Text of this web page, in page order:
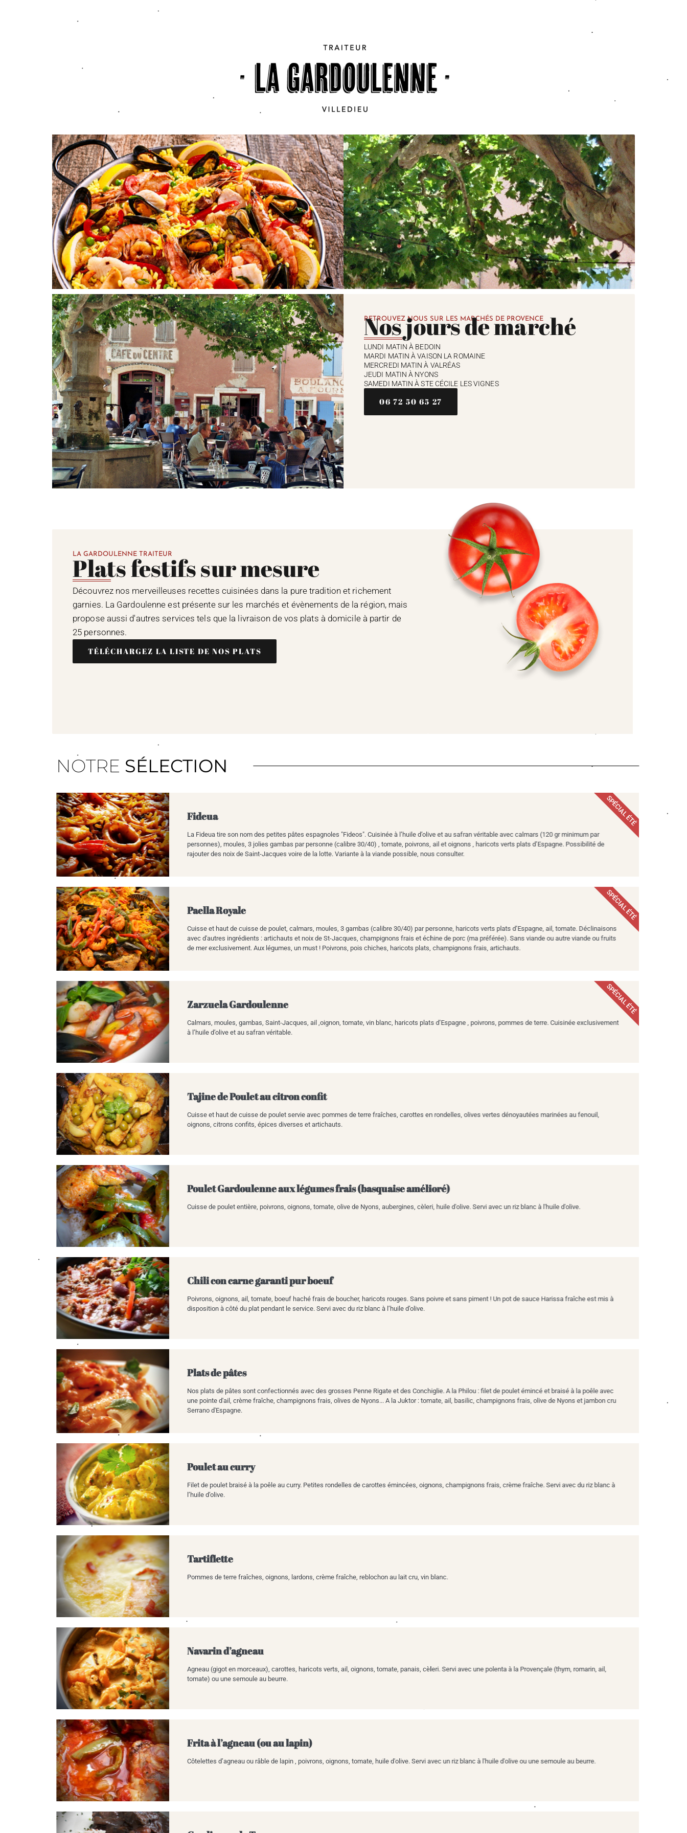
RETROUVEZ NOUS SUR LES MARCHÉS DE PROVENCE
Nos jours de marché
LUNDI MATIN À BEDOIN
MARDI MATIN À VAISON LA ROMAINE
MERCREDI MATIN À VALRÉAS
JEUDI MATIN À NYONS
SAMEDI MATIN À STE CÉCILE LES VIGNES
06 72 50 65 27
LA GARDOULENNE TRAITEUR
Plats festifs sur mesure
Découvrez nos merveilleuses recettes cuisinées dans la pure tradition et richement
garnies. La Gardoulenne est présente sur les marchés et évènements de la région, mais
propose aussi d'autres services tels que la livraison de vos plats à domicile à partir de
25 personnes.
TÉLÉCHARGEZ LA LISTE DE NOS PLATS
NOTRE SÉLECTION
Fideua
La Fideua tire son nom des petites pâtes espagnoles "Fideos". Cuisinée à l’huile d’olive et au safran véritable avec calmars (120 gr minimum par
personnes), moules, 3 jolies gambas par personne (calibre 30/40) , tomate, poivrons, ail et oignons , haricots verts plats d’Espagne. Possibilité de
rajouter des noix de Saint-Jacques voire de la lotte. Variante à la viande possible, nous consulter.
SPÉCIAL ÉTÉ
Paella Royale
Cuisse et haut de cuisse de poulet, calmars, moules, 3 gambas (calibre 30/40) par personne, haricots verts plats d’Espagne, ail, tomate. Déclinaisons
avec d'autres ingrédients : artichauts et noix de St-Jacques, champignons frais et échine de porc (ma préférée). Sans viande ou autre viande ou fruits
de mer exclusivement. Aux légumes, un must ! Poivrons, pois chiches, haricots plats, champignons frais, artichauts.
SPÉCIAL ÉTÉ
Zarzuela Gardoulenne
Calmars, moules, gambas, Saint-Jacques, ail ,oignon, tomate, vin blanc, haricots plats d’Espagne , poivrons, pommes de terre. Cuisinée exclusivement
à l’huile d’olive et au safran véritable.
SPÉCIAL ÉTÉ
Tajine de Poulet au citron confit
Cuisse et haut de cuisse de poulet servie avec pommes de terre fraîches, carottes en rondelles, olives vertes dénoyautées marinées au fenouil,
oignons, citrons confits, épices diverses et artichauts.
Poulet Gardoulenne aux légumes frais (basquaise amélioré)
Cuisse de poulet entière, poivrons, oignons, tomate, olive de Nyons, aubergines, cèleri, huile d'olive. Servi avec un riz blanc à l'huile d'olive.
Chili con carne garanti pur boeuf
Poivrons, oignons, ail, tomate, boeuf haché frais de boucher, haricots rouges. Sans poivre et sans piment ! Un pot de sauce Harissa fraîche est mis à
disposition à côté du plat pendant le service. Servi avec du riz blanc à l’huile d’olive.
Plats de pâtes
Nos plats de pâtes sont confectionnés avec des grosses Penne Rigate et des Conchiglie. A la Philou : filet de poulet émincé et braisé à la poêle avec
une pointe d'ail, crème fraîche, champignons frais, olives de Nyons... A la Juktor : tomate, ail, basilic, champignons frais, olive de Nyons et jambon cru
Serrano d'Espagne.
Poulet au curry
Filet de poulet braisé à la poêle au curry. Petites rondelles de carottes émincées, oignons, champignons frais, crème fraîche. Servi avec du riz blanc à
l’huile d’olive.
Tartiflette
Pommes de terre fraîches, oignons, lardons, crème fraîche, reblochon au lait cru, vin blanc.
Navarin d’agneau
Agneau (gigot en morceaux), carottes, haricots verts, ail, oignons, tomate, panais, cèleri. Servi avec une polenta à la Provençale (thym, romarin, ail,
tomate) ou une semoule au beurre.
Frita à l’agneau (ou au lapin)
Côtelettes d’agneau ou râble de lapin , poivrons, oignons, tomate, huile d'olive. Servi avec un riz blanc à l'huile d'olive ou une semoule au beurre.